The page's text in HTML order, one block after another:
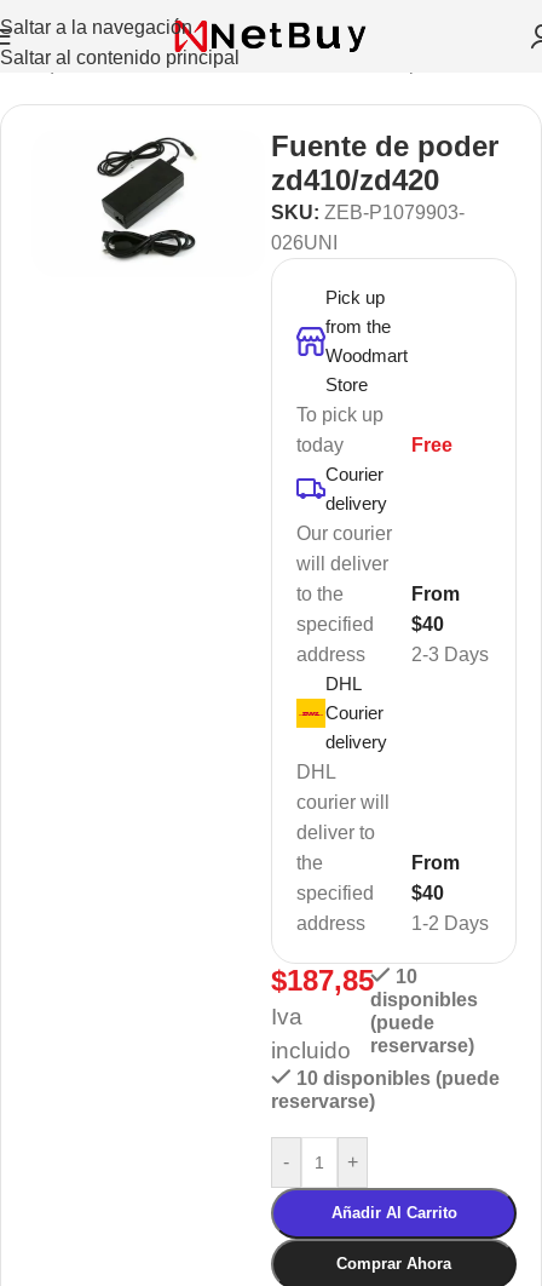
Saltar a la navegación
Saltar al contenido principal
etiquetas Recibos, Moviles, Credenciales
Fuente de poder
zd410/zd420
SKU: ZEB-P1079903-
026UNI
Pick up
from the
Woodmart
Store
To pick up
today
Free
Courier
delivery
Our courier
will deliver
to the
specified
address
2-3 Days
From
$40
DHL
Courier
delivery
DHL
courier will
deliver to
the
specified
address
1-2 Days
From
$40
$187,85
Iva
incluido
10
disponibles
(puede
reservarse)
10 disponibles (puede
reservarse)
- +
Añadir Al Carrito
Comprar Ahora